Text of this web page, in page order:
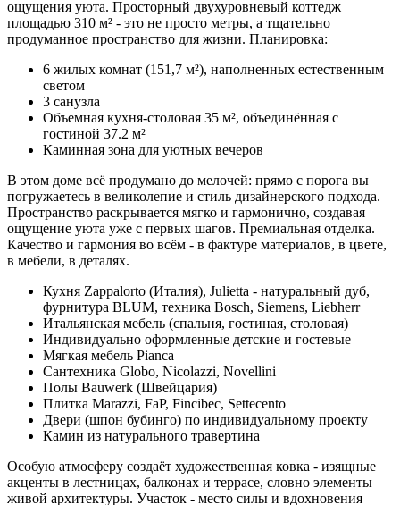
ощущения уюта. Просторный двухуровневый коттедж
площадью 310 м² - это не просто метры, а тщательно
продуманное пространство для жизни. Планировка:
6 жилых комнат (151,7 м²), наполненных естественным
светом
3 санузла
Объемная кухня-столовая 35 м², объединённая с
гостиной 37.2 м²
Каминная зона для уютных вечеров
В этом доме всё продумано до мелочей: прямо с порога вы
погружаетесь в великолепие и стиль дизайнерского подхода.
Пространство раскрывается мягко и гармонично, создавая
ощущение уюта уже с первых шагов. Премиальная отделка.
Качество и гармония во всём - в фактуре материалов, в цвете,
в мебели, в деталях.
Кухня Zappalorto (Италия), Julietta - натуральный дуб,
фурнитура BLUM, техника Bosch, Siemens, Liebherr
Итальянская мебель (спальня, гостиная, столовая)
Индивидуально оформленные детские и гостевые
Мягкая мебель Pianca
Сантехника Globo, Nicolazzi, Novellini
Полы Bauwerk (Швейцария)
Плитка Marazzi, FaP, Fincibec, Settecento
Двери (шпон бубинго) по индивидуальному проекту
Камин из натурального травертина
Особую атмосферу создаёт художественная ковка - изящные
акценты в лестницах, балконах и террасе, словно элементы
живой архитектуры. Участок - место силы и вдохновения